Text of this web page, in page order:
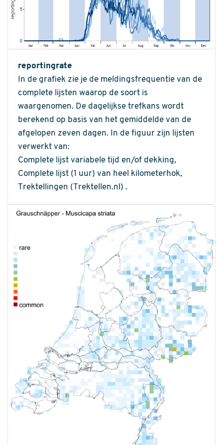
reportingrate
In de grafiek zie je de meldingsfrequentie van de
complete lijsten waarop de soort is
waargenomen. De dagelijkse trefkans wordt
berekend op basis van het gemiddelde van de
afgelopen zeven dagen. In de figuur zijn lijsten
verwerkt van:
Complete lijst variabele tijd en/of dekking,
Complete lijst (1 uur) van heel kilometerhok,
Trektellingen (Trektellen.nl) .